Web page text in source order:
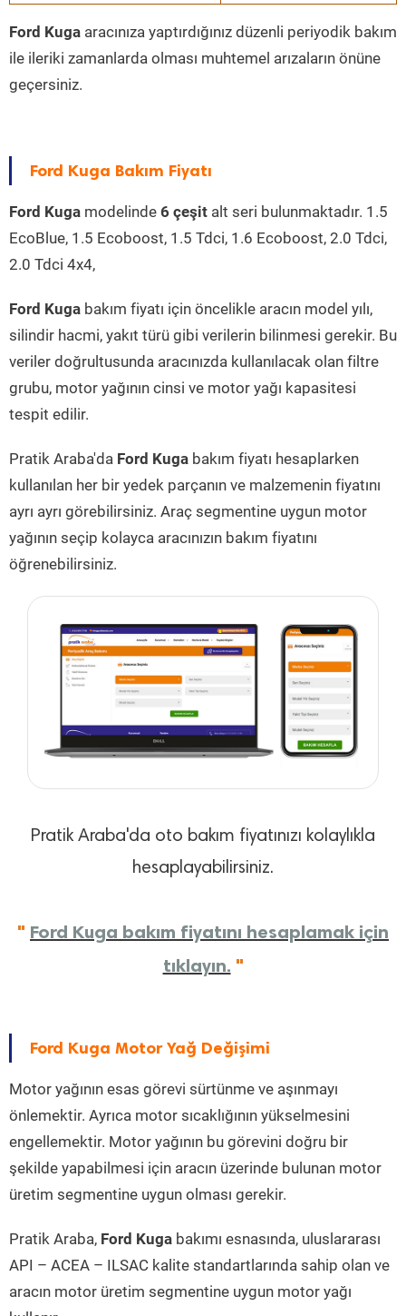
Ford Kuga aracınıza yaptırdığınız düzenli periyodik bakım
ile ileriki zamanlarda olması muhtemel arızaların önüne
geçersiniz.
Ford Kuga Bakım Fiyatı
Ford Kuga modelinde 6 çeşit alt seri bulunmaktadır. 1.5
EcoBlue, 1.5 Ecoboost, 1.5 Tdci, 1.6 Ecoboost, 2.0 Tdci,
2.0 Tdci 4x4,
Ford Kuga bakım fiyatı için öncelikle aracın model yılı,
silindir hacmi, yakıt türü gibi verilerin bilinmesi gerekir. Bu
veriler doğrultusunda aracınızda kullanılacak olan filtre
grubu, motor yağının cinsi ve motor yağı kapasitesi
tespit edilir.
Pratik Araba'da Ford Kuga bakım fiyatı hesaplarken
kullanılan her bir yedek parçanın ve malzemenin fiyatını
ayrı ayrı görebilirsiniz. Araç segmentine uygun motor
yağının seçip kolayca aracınızın bakım fiyatını
öğrenebilirsiniz.
Pratik Araba'da oto bakım fiyatınızı kolaylıkla
hesaplayabilirsiniz.
" Ford Kuga bakım fiyatını hesaplamak için
tıklayın. "
Ford Kuga Motor Yağ Değişimi
Motor yağının esas görevi sürtünme ve aşınmayı
önlemektir. Ayrıca motor sıcaklığının yükselmesini
engellemektir. Motor yağının bu görevini doğru bir
şekilde yapabilmesi için aracın üzerinde bulunan motor
üretim segmentine uygun olması gerekir.
Pratik Araba, Ford Kuga bakımı esnasında, uluslararası
API – ACEA – ILSAC kalite standartlarında sahip olan ve
aracın motor üretim segmentine uygun motor yağı